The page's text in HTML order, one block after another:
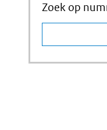
Zoek op